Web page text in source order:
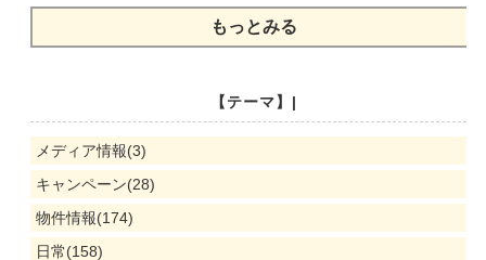
もっとみる
【テーマ】|
メディア情報(3)
キャンペーン(28)
物件情報(174)
日常(158)